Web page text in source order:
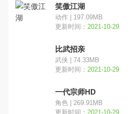
笑傲江湖
动作 | 197.09MB
更新时间： 2021-10-29
比武招亲
武侠 | 74.33MB
更新时间： 2021-10-29
一代宗师HD
角色 | 269.91MB
更新时间： 2021-10-29